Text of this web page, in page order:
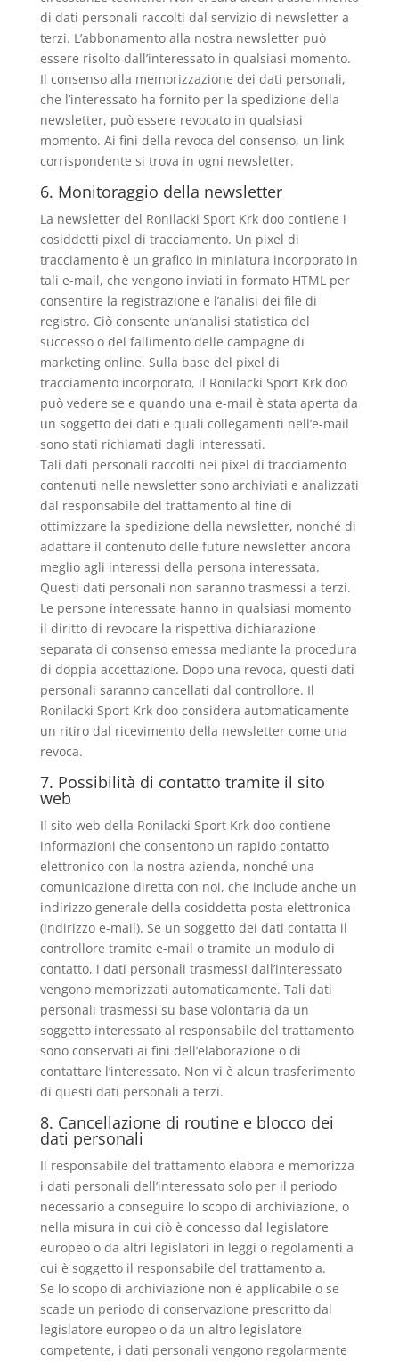
di dati personali raccolti dal servizio di newsletter a
terzi. L’abbonamento alla nostra newsletter può
essere risolto dall’interessato in qualsiasi momento.
Il consenso alla memorizzazione dei dati personali,
che l’interessato ha fornito per la spedizione della
newsletter, può essere revocato in qualsiasi
momento. Ai fini della revoca del consenso, un link
corrispondente si trova in ogni newsletter.
6. Monitoraggio della newsletter
La newsletter del Ronilacki Sport Krk doo contiene i
cosiddetti pixel di tracciamento. Un pixel di
tracciamento è un grafico in miniatura incorporato in
tali e-mail, che vengono inviati in formato HTML per
consentire la registrazione e l’analisi dei file di
registro. Ciò consente un’analisi statistica del
successo o del fallimento delle campagne di
marketing online. Sulla base del pixel di
tracciamento incorporato, il Ronilacki Sport Krk doo
può vedere se e quando una e-mail è stata aperta da
un soggetto dei dati e quali collegamenti nell’e-mail
sono stati richiamati dagli interessati.
Tali dati personali raccolti nei pixel di tracciamento
contenuti nelle newsletter sono archiviati e analizzati
dal responsabile del trattamento al fine di
ottimizzare la spedizione della newsletter, nonché di
adattare il contenuto delle future newsletter ancora
meglio agli interessi della persona interessata.
Questi dati personali non saranno trasmessi a terzi.
Le persone interessate hanno in qualsiasi momento
il diritto di revocare la rispettiva dichiarazione
separata di consenso emessa mediante la procedura
di doppia accettazione. Dopo una revoca, questi dati
personali saranno cancellati dal controllore. Il
Ronilacki Sport Krk doo considera automaticamente
un ritiro dal ricevimento della newsletter come una
revoca.
7. Possibilità di contatto tramite il sito
web
Il sito web della Ronilacki Sport Krk doo contiene
informazioni che consentono un rapido contatto
elettronico con la nostra azienda, nonché una
comunicazione diretta con noi, che include anche un
indirizzo generale della cosiddetta posta elettronica
(indirizzo e-mail). Se un soggetto dei dati contatta il
controllore tramite e-mail o tramite un modulo di
contatto, i dati personali trasmessi dall’interessato
vengono memorizzati automaticamente. Tali dati
personali trasmessi su base volontaria da un
soggetto interessato al responsabile del trattamento
sono conservati ai fini dell’elaborazione o di
contattare l’interessato. Non vi è alcun trasferimento
di questi dati personali a terzi.
8. Cancellazione di routine e blocco dei
dati personali
Il responsabile del trattamento elabora e memorizza
i dati personali dell’interessato solo per il periodo
necessario a conseguire lo scopo di archiviazione, o
nella misura in cui ciò è concesso dal legislatore
europeo o da altri legislatori in leggi o regolamenti a
cui è soggetto il responsabile del trattamento a.
Se lo scopo di archiviazione non è applicabile o se
scade un periodo di conservazione prescritto dal
legislatore europeo o da un altro legislatore
competente, i dati personali vengono regolarmente